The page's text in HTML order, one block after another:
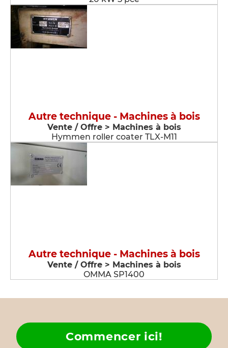
Autre technique - Machines à bois
Vente / Offre > Machines à bois
Hymmen roller coater TLX-M11
Autre technique - Machines à bois
Vente / Offre > Machines à bois
OMMA SP1400
Commencer ici!